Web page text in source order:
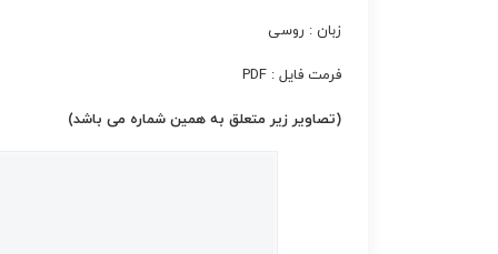
زبان : روسی
فرمت فایل : PDF
(تصاویر زیر متعلق به همین شماره می باشد)